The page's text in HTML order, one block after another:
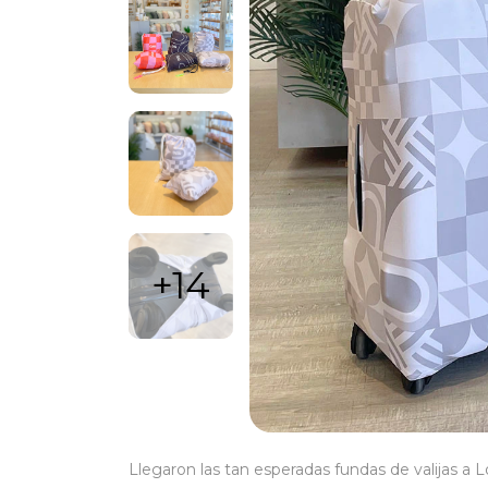
+14
Llegaron las tan esperadas fundas de valijas a